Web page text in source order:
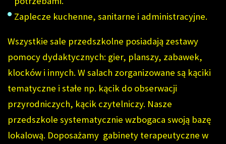
Zaplecze kuchenne, sanitarne i administracyjne.
Wszystkie sale przedszkolne posiadają zestawy
pomocy dydaktycznych: gier, planszy, zabawek,
klocków i innych. W salach zorganizowane są kąciki
tematyczne i stałe np. kącik do obserwacji
przyrodniczych, kącik czytelniczy. Nasze
przedszkole systematycznie wzbogaca swoją bazę
lokalową. Doposażamy gabinety terapeutyczne w